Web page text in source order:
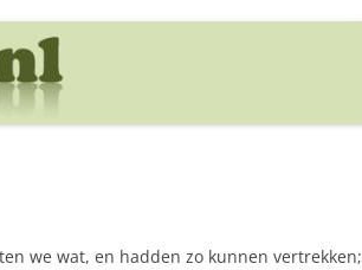
we wat, en hadden zo kunnen vertrekken;